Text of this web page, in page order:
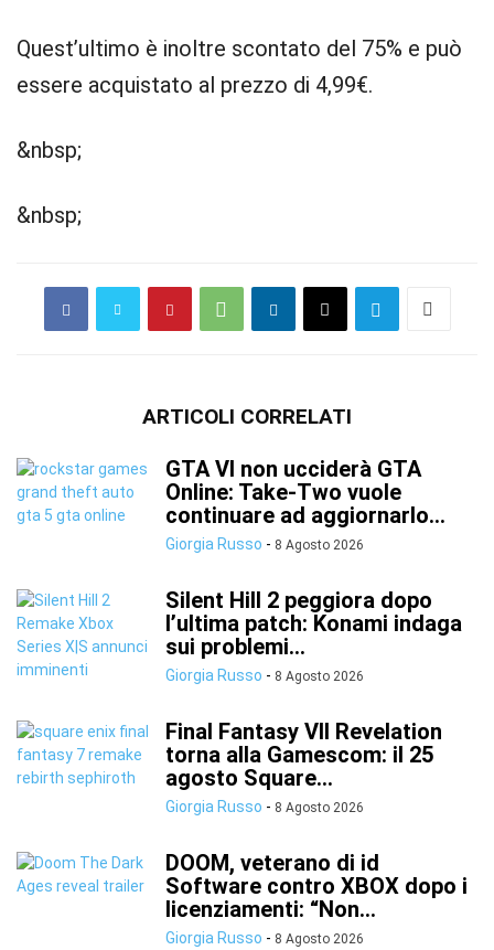
Quest’ultimo è inoltre scontato del 75% e può
essere acquistato al prezzo di 4,99€.
&nbsp;
&nbsp;
ARTICOLI CORRELATI
GTA VI non ucciderà GTA
Online: Take-Two vuole
continuare ad aggiornarlo...
Giorgia Russo - 8 Agosto 2026
Silent Hill 2 peggiora dopo
l’ultima patch: Konami indaga
sui problemi...
Giorgia Russo - 8 Agosto 2026
Final Fantasy VII Revelation
torna alla Gamescom: il 25
agosto Square...
Giorgia Russo - 8 Agosto 2026
DOOM, veterano di id
Software contro XBOX dopo i
licenziamenti: “Non...
Giorgia Russo - 8 Agosto 2026